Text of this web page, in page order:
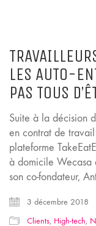
LES AUTO-
PAS TOUS
Suite à la décision
en contrat de
plateforme
à domicile Wecasa
son co-fondateur,
3 décembre 2018
Clients, High-tech,